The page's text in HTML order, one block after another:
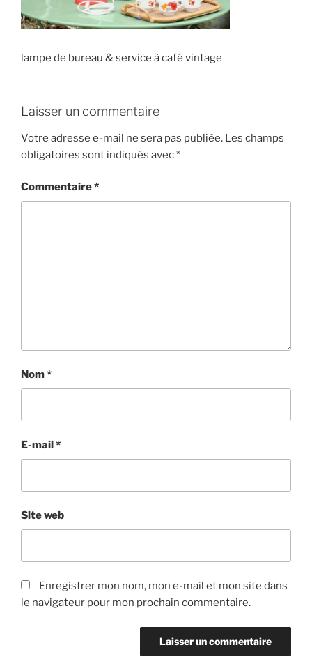
lampe de bureau & service à café vintage
Laisser un commentaire
Votre adresse e-mail ne sera pas publiée. Les champs
obligatoires sont indiqués avec*
Commentaire*
Nom*
E-mail *
Site web
Enregistrer mon nom, mon e-mail et mon site dans
le navigateur pour mon prochain commentaire.